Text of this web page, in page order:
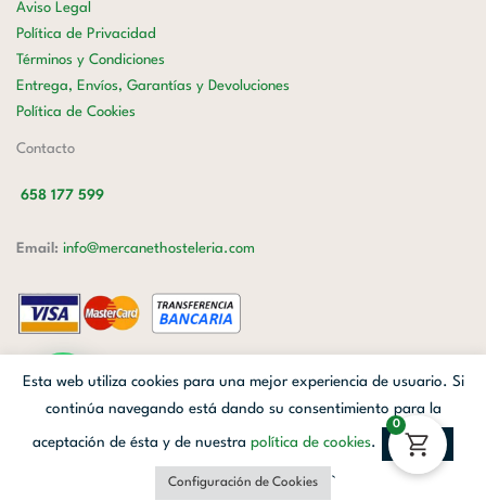
Aviso Legal
Política de Privacidad
Términos y Condiciones
Entrega, Envíos, Garantías y Devoluciones
Política de Cookies
Contacto
658 177 599
Email: info@mercanethosteleria.com
Mercanet © 2026.| Diseñado porAvanzada Digital| Webmaster
Facebook Linkedin Instagram
Esta web utiliza cookies para una mejor experiencia de usuario. Si
continúa navegando está dando su consentimiento para la
aceptación de ésta y de nuestra política de cookies. Aceptar
Configuración de Cookies `
0